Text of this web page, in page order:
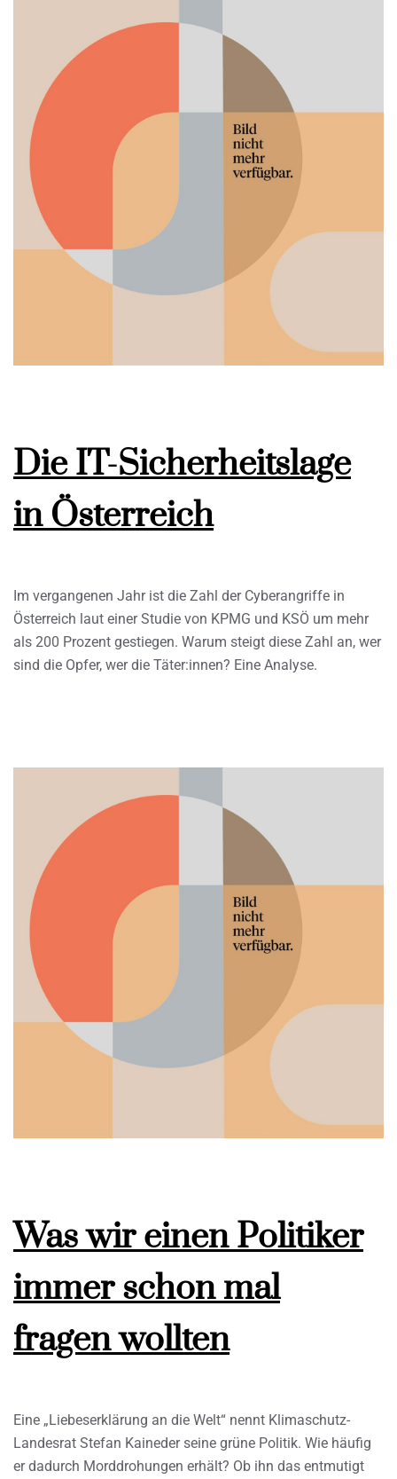
Die IT-Sicherheitslage
in Österreich
Im vergangenen Jahr ist die Zahl der Cyberangriffe in
Österreich laut einer Studie von KPMG und KSÖ um mehr
als 200 Prozent gestiegen. Warum steigt diese Zahl an, wer
sind die Opfer, wer die Täter:innen? Eine Analyse.
Was wir einen Politiker
immer schon mal
fragen wollten
Eine „Liebeserklärung an die Welt“ nennt Klimaschutz-
Landesrat Stefan Kaineder seine grüne Politik. Wie häufig
er dadurch Morddrohungen erhält? Ob ihn das entmutigt